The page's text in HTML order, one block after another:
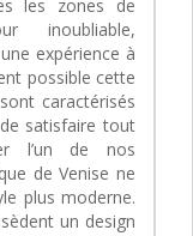
les zones de
inoubliable,
expérience à
possible cette
caractérisés
satisfaire tout
l’un de nos
de Venise ne
plus moderne.
un design